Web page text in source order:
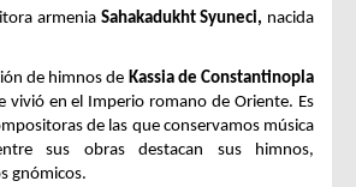
armenia Sahakadukht Syuneci, nacida
de himnos de Kassia de Constantinopla
vivió en el Imperio romano de Oriente. Es
de las que conservamos música
sus obras destacan sus himnos,
gnómicos.